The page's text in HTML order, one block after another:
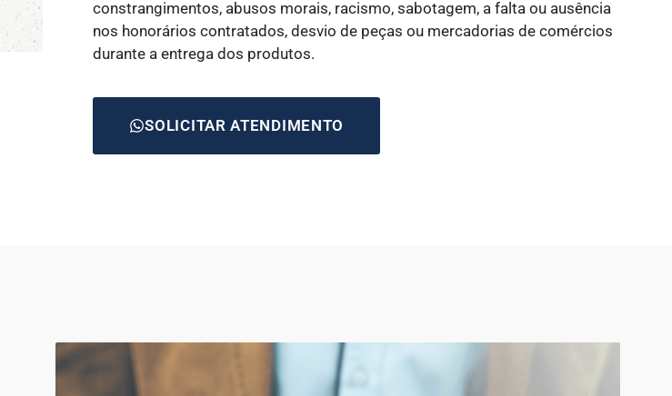
constrangimentos, abusos morais, racismo, sabotagem, a falta ou ausência
nos honorários contratados, desvio de peças ou mercadorias de comércios
durante a entrega dos produtos.
SOLICITAR ATENDIMENTO